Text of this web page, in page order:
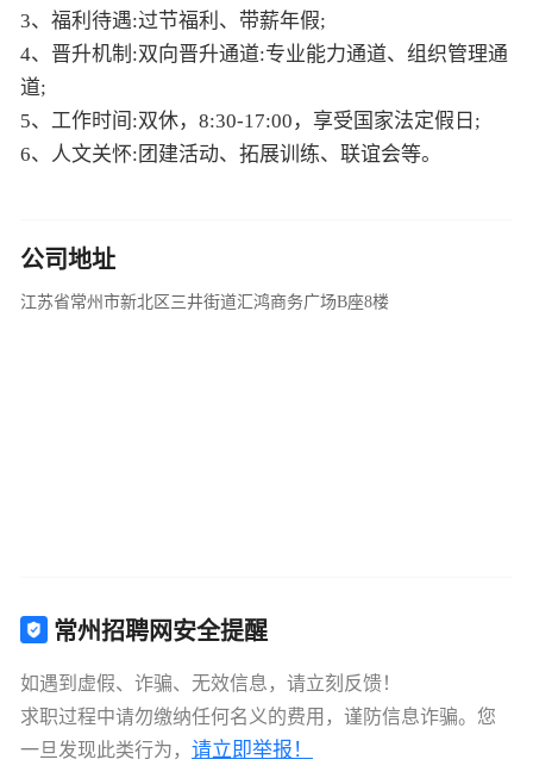
3、福利待遇:过节福利、带薪年假;
4、晋升机制:双向晋升通道:专业能力通道、组织管理通
道;
5、工作时间:双休，8:30-17:00，享受国家法定假日;
6、人文关怀:团建活动、拓展训练、联谊会等。
公司地址
江苏省常州市新北区三井街道汇鸿商务广场B座8楼
常州招聘网安全提醒
如遇到虚假、诈骗、无效信息，请立刻反馈！
求职过程中请勿缴纳任何名义的费用，谨防信息诈骗。您
一旦发现此类行为， 请立即举报！